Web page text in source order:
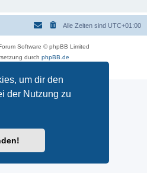
um dir den
der Nutzung zu
Alle Zeiten sind UTC+01:00
Software © phpBB Limited
durch phpBB.de